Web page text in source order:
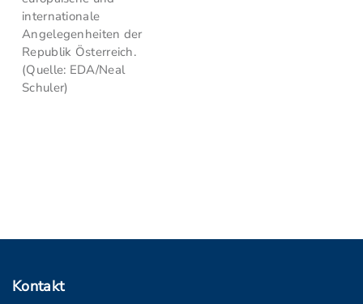
internationale
Angelegenheiten der
Republik Österreich.
(Quelle: EDA/Neal
Schuler)
Kontakt